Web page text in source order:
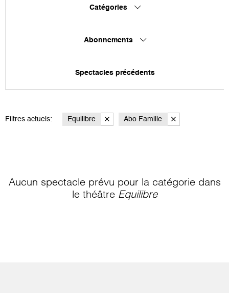
Catégories
Abonnements
Spectacles précédents
Filtres actuels: Equilibre Abo Famille
Aucun spectacle prévu pour la catégorie dans
le théâtre Equilibre